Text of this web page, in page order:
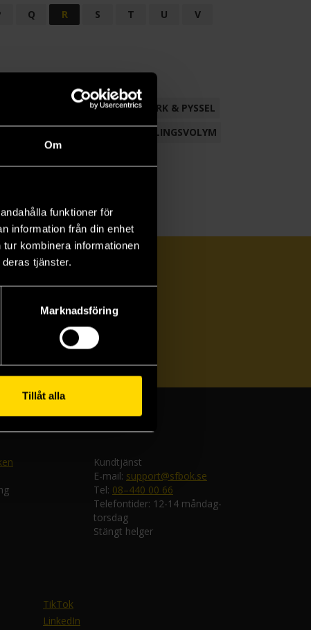
Om
funktioner för
information från din enhet
kombinera informationen
tjänster.
Marknadsföring
Tillåt alla
Q R S T U
V
FACKLITTERATUR
HANTVERK & PYSSEL
SAMLINGSVOLYM
Kundtjänst
E-mail: support@sfbok.se
Tel: 08–440 00 66
Telefontider: 12-14 måndag-
torsdag
Stängt helger
TikTok
LinkedIn